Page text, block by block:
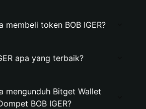
membeli token BOB IGER?
apa yang terbaik?
mengunduh Bitget Wallet
BOB IGER?